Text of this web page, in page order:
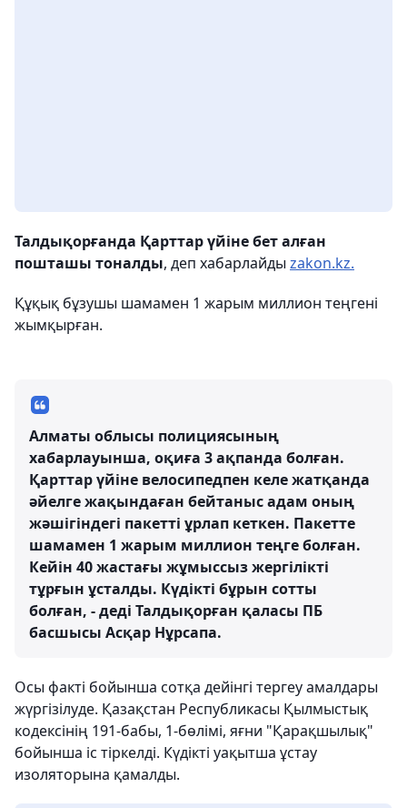
Талдықорғанда Қарттар үйіне бет алған
пошташы тоналды, деп хабарлайды zakon.kz.
Құқық бұзушы шамамен 1 жарым миллион теңгені
жымқырған.
Алматы облысы полициясының
хабарлауынша, оқиға 3 ақпанда болған.
Қарттар үйіне велосипедпен келе жатқанда
әйелге жақындаған бейтаныс адам оның
жәшігіндегі пакетті ұрлап кеткен. Пакетте
шамамен 1 жарым миллион теңге болған.
Кейін 40 жастағы жұмыссыз жергілікті
тұрғын ұсталды. Күдікті бұрын сотты
болған, - деді Талдықорған қаласы ПБ
басшысы Асқар Нұрсапа.
Осы факті бойынша сотқа дейінгі тергеу амалдары
жүргізілуде. Қазақстан Республикасы Қылмыстық
кодексінің 191-бабы, 1-бөлімі, яғни "Қарақшылық"
бойынша іс тіркелді. Күдікті уақытша ұстау
изоляторына қамалды.